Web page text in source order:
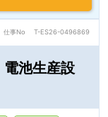
仕事No T-ES26-0496869
池生産設